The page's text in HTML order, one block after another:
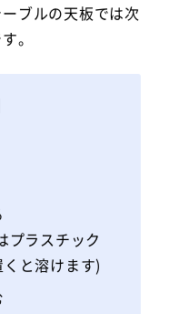
ブルの天板では次
。
プラスチック
と溶けます)